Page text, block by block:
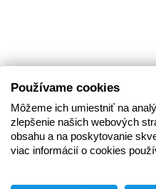
Používame cookies
Môžeme ich umiestniť na
zlepšenie našich webových
obsahu a na poskytovanie
viac informácií o cookies